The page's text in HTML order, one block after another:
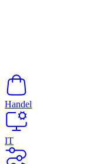
Handel
IT